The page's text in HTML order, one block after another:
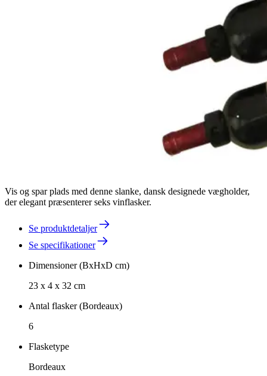
Vis og spar plads med denne slanke, dansk designede vægholder,
der elegant præsenterer seks vinflasker.
Se produktdetaljer
Se specifikationer
Dimensioner (BxHxD cm)
23 x 4 x 32 cm
Antal flasker (Bordeaux)
6
Flasketype
Bordeaux